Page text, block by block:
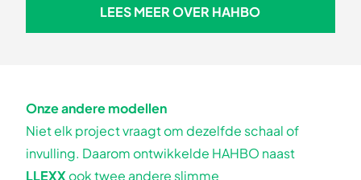
LEES MEER OVER HAHBO
LEES MEER OVER HAHBO
Onze andere modellen
Niet elk project vraagt om dezelfde schaal of
invulling. Daarom ontwikkelde HAHBO naast
LLEXXook twee andere slimme